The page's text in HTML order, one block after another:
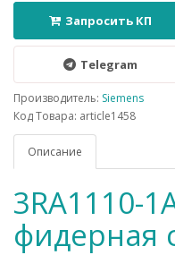
Запросить КП
Telegram
Производитель: Siemens
Код Товара: article1458
Описание
3RA1110-
фидерная